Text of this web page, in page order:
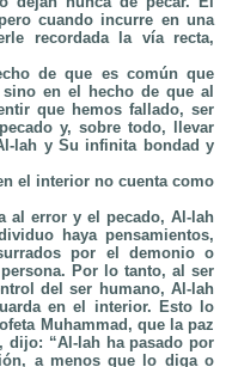
cuando incurre en una
recordada la vía recta,
de que es común que
en el hecho de que al
que hemos fallado, ser
y, sobre todo, llevar
lah y Su infinita bondad y
el interior no cuenta como
al error y el pecado, Al-lah
haya pensamientos,
por el demonio o
Por lo tanto, al ser
del ser humano, Al-lah
en el interior. Esto lo
Muhammad, que la paz
dijo: “Al-lah ha pasado por
a menos que lo diga o